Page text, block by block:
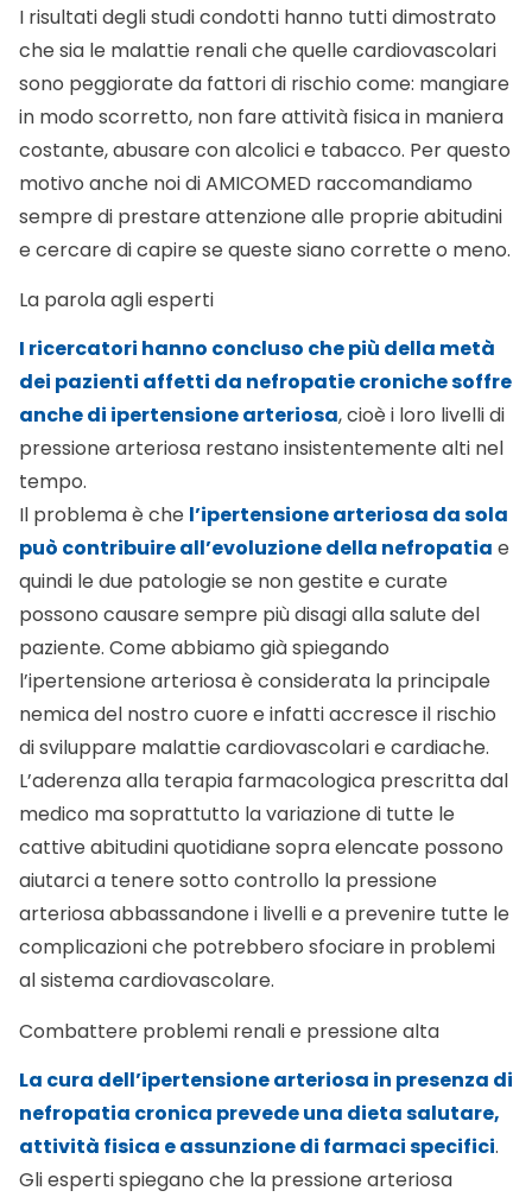
I risultati degli studi condotti hanno tutti dimostrato
che sia le malattie renali che quelle cardiovascolari
sono peggiorate da fattori di rischio come: mangiare
in modo scorretto, non fare attività fisica in maniera
costante, abusare con alcolici e tabacco. Per questo
motivo anche noi di AMICOMED raccomandiamo
sempre di prestare attenzione alle proprie abitudini
e cercare di capire se queste siano corrette o meno.
La parola agli esperti
I ricercatori hanno concluso che più della metà
dei pazienti affetti da nefropatie croniche soffre
anche di ipertensione arteriosa, cioè i loro livelli di
pressione arteriosa restano insistentemente alti nel
tempo.
Il problema è che l’ipertensionearteriosa da sola
può contribuire all’evoluzione della nefropatia e
quindi le due patologie se non gestite e curate
possono causare sempre più disagi alla salute del
paziente. Come abbiamo già spiegando
l’ipertensione arteriosa è considerata la principale
nemica del nostro cuore e infatti accresce il rischio
di sviluppare malattie cardiovascolari e cardiache.
L’aderenza alla terapia farmacologica prescritta dal
medico ma soprattutto la variazione di tutte le
cattive abitudini quotidiane sopra elencate possono
aiutarci a tenere sotto controllo la pressione
arteriosa abbassandone i livelli e a prevenire tutte le
complicazioni che potrebbero sfociare in problemi
al sistema cardiovascolare.
Combattere problemi renali e pressione alta
La cura dell’ipertensione arteriosa in presenza di
nefropatia cronica prevede una dieta salutare,
attività fisica e assunzione di farmaci specifici.
Gli esperti spiegano che la pressione arteriosa